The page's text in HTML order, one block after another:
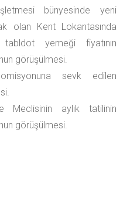
bünyesinde yeni
olan Kent Lokantasında
yemeği fiyatının
görüşülmesi.
sevk edilen
Meclisinin aylık tatilinin
görüşülmesi.